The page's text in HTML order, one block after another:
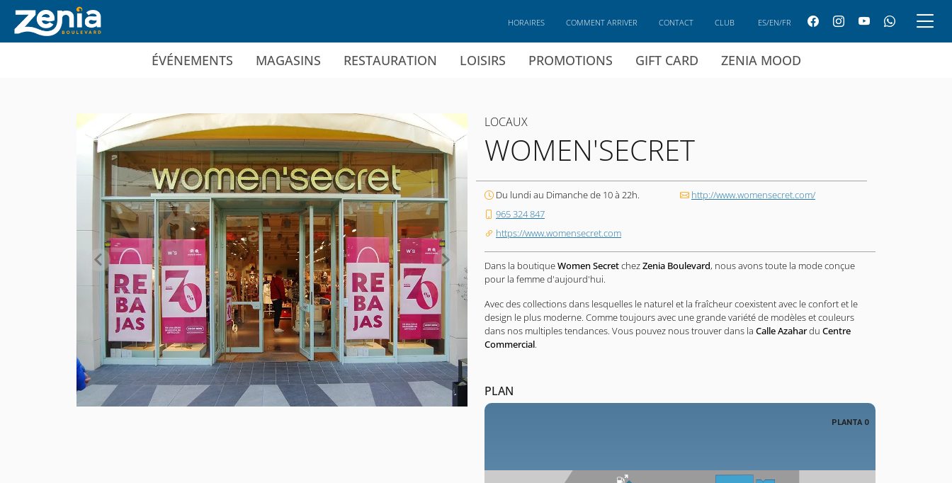
Ir al contenido principal
ÉVÉNEMENTS MAGASINS RESTAURATION LOISIRS PROMOTIONS GIFT CARD ZENIA MOOD
HORAIRES COMMENT ARRIVER CONTACT CLUB ES/EN/FR
LOCAUX
WOMEN'SECRET
Du lundi au Dimanche de 10 à 22h.
http://www.womensecret.com/
965 324 847
https://www.womensecret.com
Dans la boutiqueWomen SecretchezZenia Boulevard, nous avons toute la mode conçue
pour la femme d'aujourd'hui.
Avec des collections dans lesquelles le naturel et la fraîcheur coexistent avec le confort et le
design le plus moderne. Comme toujours avec une grande variété de modèles et couleurs
dans nos multiples tendances. Vous pouvez nous trouver dans la Calle Azahardu Centre
Commercial.
PLAN